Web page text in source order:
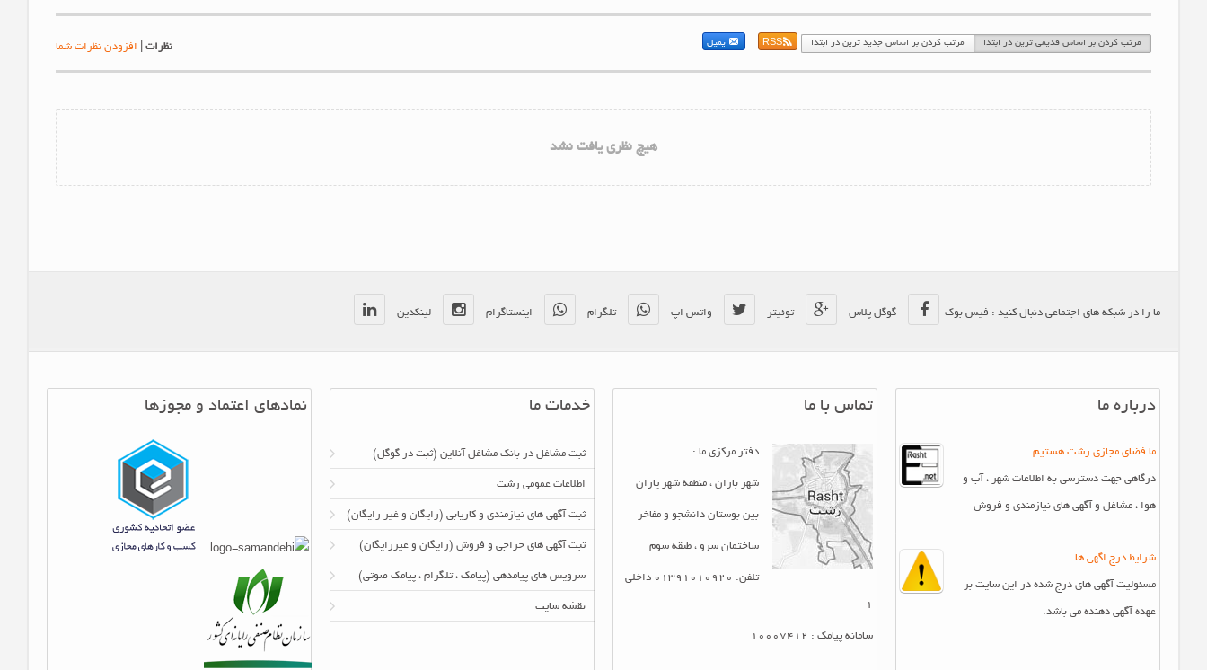
نظرات افزودن نظرات شما مرتب کردن بر اساس قدیمی ترین در ابتدا مرتب کردن بر اساس جدید ترین در ابتدا ایمیل RSS
هیچ نظری یافت نشد
ما را در شبکه های اجتماعی دنبال کنید : فیس بوک - گوگل پلاس - - توئیتر - - واتس اپ - - تلگرام - - اینستاگرام - - لینکدین -
درباره ما
ما فضای مجازی رشت هستیم
درگاهی جهت دسترسی به اطلاعات شهر ، آب و
هوا ، مشاغل و آگهی های نیازمندی و فروش
شرایط درج اگهی ها
مسئولیت آگهی های درج شده در این سایت بر
عهده آگهی دهنده می باشد.
تماس با ما
دفتر مرکزی ما :
شهر باران ، منطقه شهر یاران
بین بوستان دانشجو و مفاخر
ساختمان سرو ، طبقه سوم
تلفن: 01391010920 داخلی
1
سامانه پیامک : 10007412
خدمات ما
ثبت مشاغل در بانک مشاغل آنلاین (ثبت در گوگل)
اطلاعات عمومی رشت
ثبت آگهی های نیازمندی و کاریابی (رایگان و غیر رایگان)
ثبت آگهی های حراجی و فروش (رایگان و غیررایگان)
سرویس های پیامدهی (پیامک ، تلگرام ، پیامک صوتی)
نقشه سایت
نمادهای اعتماد و مجوزها